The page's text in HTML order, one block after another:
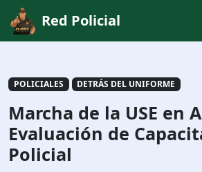
Red Policial
POLICIALES DETRÁS DEL UNIFORME
Marcha de la USE en
Evaluación de
Policial